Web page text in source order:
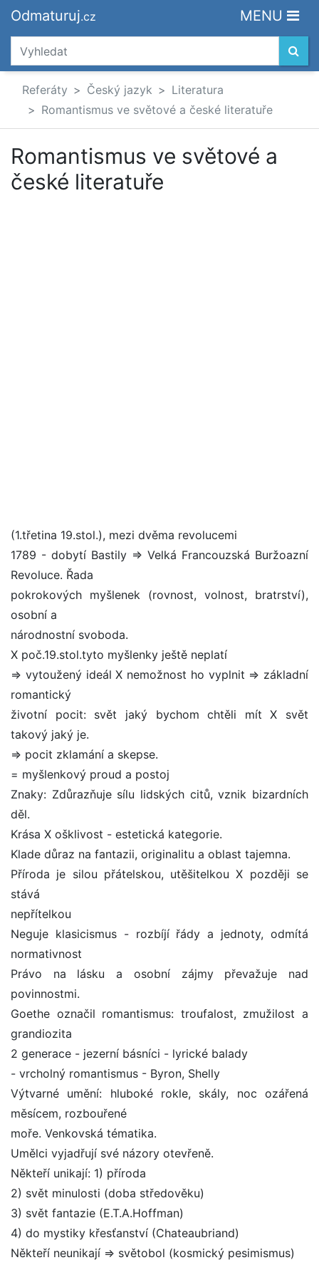
Odmaturuj.cz MENU
Referáty Český jazyk
Literatura
Romantismus ve světové a české literatuře
Romantismus ve světové a
české literatuře
(1.třetina 19.stol.), mezi dvěma revolucemi
1789 - dobytí Bastily => Velká Francouzská Buržoazní
Revoluce. Řada
pokrokových myšlenek (rovnost, volnost, bratrství),
osobní a
národnostní svoboda.
X poč.19.stol.tyto myšlenky ještě neplatí
=> vytoužený ideál X nemožnost ho vyplnit => základní
romantický
životní pocit: svět jaký bychom chtěli mít X svět
takový jaký je.
=> pocit zklamání a skepse.
= myšlenkový proud a postoj
Znaky: Zdůrazňuje sílu lidských citů, vznik bizardních
děl.
Krása X ošklivost - estetická kategorie.
Klade důraz na fantazii, originalitu a oblast tajemna.
Příroda je silou přátelskou, utěšitelkou X později se
stává
nepřítelkou
Neguje klasicismus - rozbíjí řády a jednoty, odmítá
normativnost
Právo na lásku a osobní zájmy převažuje nad
povinnostmi.
Goethe označil romantismus: troufalost, zmužilost a
grandiozita
2 generace - jezerní básníci - lyrické balady
- vrcholný romantismus - Byron, Shelly
Výtvarné umění: hluboké rokle, skály, noc ozářená
měsícem, rozbouřené
moře. Venkovská tématika.
Umělci vyjadřují své názory otevřeně.
Někteří unikají: 1) příroda
2) svět minulosti (doba středověku)
3) svět fantazie (E.T.A.Hoffman)
4) do mystiky křesťanství (Chateaubriand)
Někteří neunikají => světobol (kosmický pesimismus)